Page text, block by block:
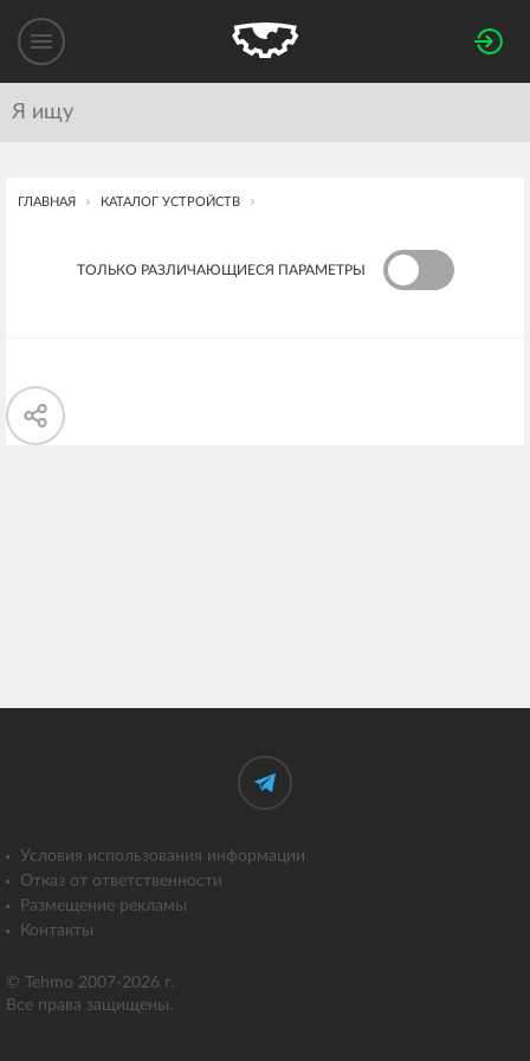
ГЛАВНАЯ КАТАЛОГ УСТРОЙСТВ
ТОЛЬКО РАЗЛИЧАЮЩИЕСЯ ПАРАМЕТРЫ
© Tehmo 2007-2026 г.
Все права защищены.
Условия использования информации
Отказ от ответственности
Размещение рекламы
Контакты